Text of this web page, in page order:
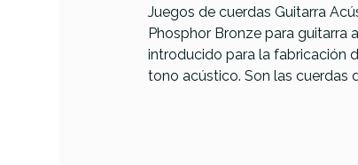
Juegos de cuerdas Guitarra
Phosphor Bronze para
introducido para la fabricación
tono acústico. Son las cuerdas
Marca DADDARIO
Referencia JUEGACUDAD019